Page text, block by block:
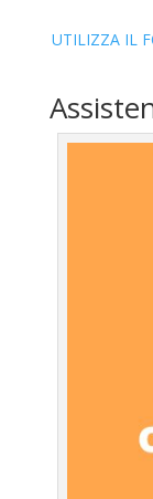
UTILIZZA IL